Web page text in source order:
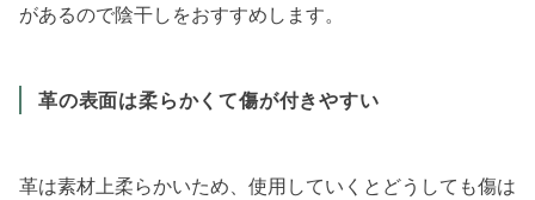
があるので陰干しをおすすめします。
革の表面は柔らかくて傷が付きやすい
革は素材上柔らかいため、使用していくとどうしても傷は